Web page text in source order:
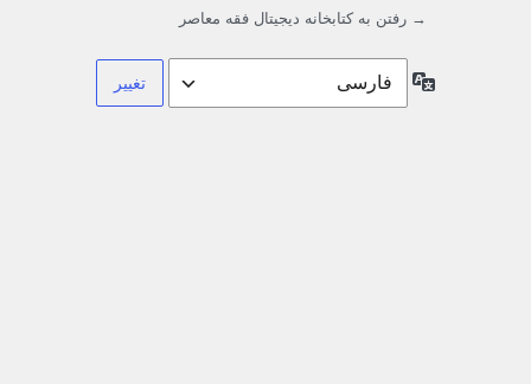
→ رفتن به کتابخانه دیجیتال فقه معاصر
زبان